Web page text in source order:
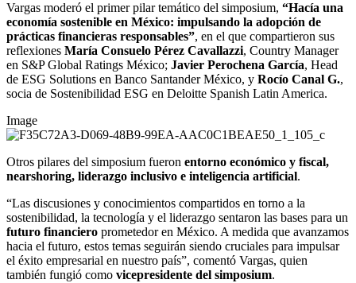
Vargas moderó el primer pilar temático del simposium, “Hacía una
economía sostenible en México: impulsando la adopción de
prácticas financieras responsables”, en el que compartieron sus
reflexiones María Consuelo Pérez Cavallazzi, Country Manager
en S&P Global Ratings México; Javier Perochena García, Head
de ESG Solutions en Banco Santander México, y Rocío Canal G.,
socia de Sostenibilidad ESG en Deloitte Spanish Latin America.
Image
Otros pilares del simposium fueron entorno económico y fiscal,
nearshoring, liderazgo inclusivo e inteligencia artificial.
“Las discusiones y conocimientos compartidos en torno a la
sostenibilidad, la tecnología y el liderazgo sentaron las bases para un
futuro financiero prometedor en México. A medida que avanzamos
hacia el futuro, estos temas seguirán siendo cruciales para impulsar
el éxito empresarial en nuestro país”, comentó Vargas, quien
también fungió como vicepresidente del simposium.